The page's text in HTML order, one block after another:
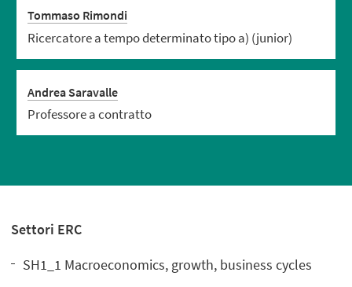
Tommaso Rimondi
Ricercatore a tempo determinato tipo a) (junior)
Andrea Saravalle
Professore a contratto
Settori ERC
SH1_1 Macroeconomics, growth, business cycles